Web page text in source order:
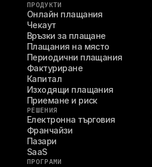
ПРОДУКТИ
Онлайн плащания
Чекаут
Връзки за плащане
Плащания на място
Периодични плащания
Фактуриране
Капитал
Изходящи плащания
Приемане и риск
РЕШЕНИЯ
Електронна търговия
Франчайзи
Пазари
SaaS
ПРОГРАМИ